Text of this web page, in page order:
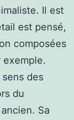
Il est
est pensé,
composées
exemple.
des
du
Sa